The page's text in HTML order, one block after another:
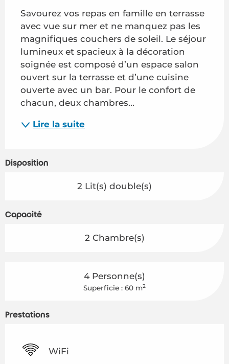
Savourez vos repas en famille en terrasse
avec vue sur mer et ne manquez pas les
magnifiques couchers de soleil. Le séjour
lumineux et spacieux à la décoration
soignée est composé d’un espace salon
ouvert sur la terrasse et d’une cuisine
ouverte avec un bar. Pour le confort de
chacun, deux chambres...
Lire la suite
Disposition
2 Lit(s) double(s)
Capacité
2 Chambre(s)
4 Personne(s)
Superficie : 60 m2
Prestations
WiFi